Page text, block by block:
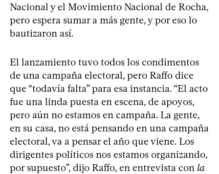
Nacional y el Movimiento Nacional de Rocha,
pero espera sumar a más gente, y por eso lo
bautizaron así.
El lanzamiento tuvo todos los condimentos
de una campaña electoral, pero Raffo dice
que “todavía falta” para esa instancia. “El acto
fue una linda puesta en escena, de apoyos,
pero aún no estamos en campaña. La gente,
en su casa, no está pensando en una campaña
electoral, va a pensar el año que viene. Los
dirigentes políticos nos estamos organizando,
por supuesto”, dijo Raffo, en entrevista con la